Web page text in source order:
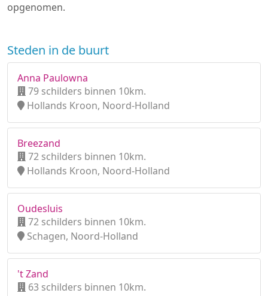
opgenomen.
Steden in de buurt
Anna Paulowna
79 schilders binnen 10km.
Hollands Kroon, Noord-Holland
Breezand
72 schilders binnen 10km.
Hollands Kroon, Noord-Holland
Oudesluis
72 schilders binnen 10km.
Schagen, Noord-Holland
't Zand
63 schilders binnen 10km.